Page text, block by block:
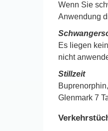
Wenn Sie
Anwendung
Es liegen
nicht
Stillzeit
Glenmark 7